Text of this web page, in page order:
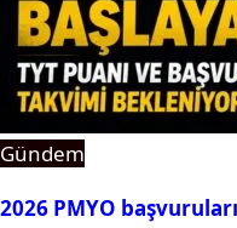
Gündem
2026 PMYO